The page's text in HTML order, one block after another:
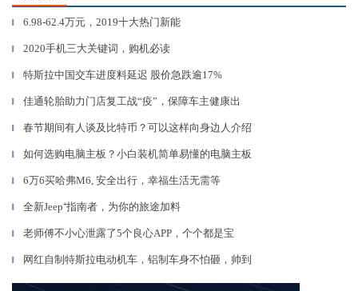
▎ 6.98-62.4万元，2019十大热门新能
▎ 2020手机三大关键词，购机必读
▎ 特斯拉中国交车进度料延迟 股价急跌逾17%
▎ 佳通轮胎助力门店复工战“疫”，保障车主健康出
▎ 春节期间有人谈及比特币？可以这样向身边人介绍
▎ 如何选购电脑主板？小白装机简单易懂的电脑主板
▎ 6万6买哈弗M6, 安全出行，幸福生活无需等
▎ 全新Jeep⁺指南者，为你的旅途加料
▎ 老师傅不小心泄露了5个良心APP，个个都是宝
▎ 网红自制特斯拉电动机车，铝制车身不怕砸，帅到